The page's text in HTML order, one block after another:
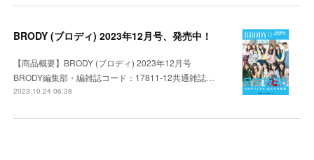
BRODY (ブロディ) 2023年12月号、発売中！
【商品概要】BRODY (ブロディ) 2023年12月号
BRODY編集部・編雑誌コード：17811-12共通雑誌…
2023.10.24 06:38